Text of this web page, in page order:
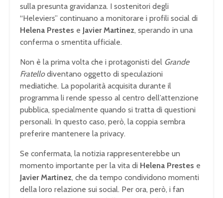
sulla presunta gravidanza. I sostenitori degli
“Heleviers” continuano a monitorare i profili social di
Helena Prestes e Javier Martinez, sperando in una
conferma o smentita ufficiale.
Non è la prima volta che i protagonisti del Grande
Fratellodiventano oggetto di speculazioni
mediatiche. La popolarità acquisita durante il
programma li rende spesso al centro dell’attenzione
pubblica, specialmente quando si tratta di questioni
personali. In questo caso, però, la coppia sembra
preferire mantenere la privacy.
Se confermata, la notizia rappresenterebbe un
momento importante per la vita di Helena Prestes e
Javier Martinez, che da tempo condividono momenti
della loro relazione sui social. Per ora, però, i fan